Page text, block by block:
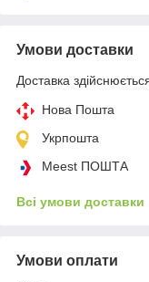
Умови доставки
Доставка
Нова Пошта
Укрпошта
Meest ПОШТА
Всі умови доставки
Умови оплати